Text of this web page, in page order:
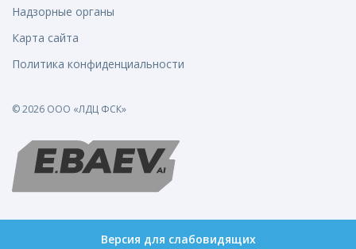
Надзорные органы
Карта сайта
Политика конфиденциальности
© 2026 ООО «ЛДЦ ФСК»
Версия для слабовидящих